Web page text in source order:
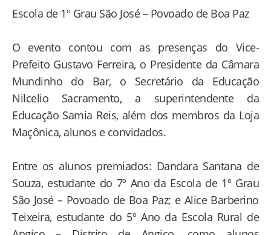
Escola de 1º Grau São José – Povoado de Boa Paz
O evento contou com as presenças do Vice-
Prefeito Gustavo Ferreira, o Presidente da Câmara
Mundinho do Bar, o Secretário da Educação
Nilcelio Sacramento, a superintendente da
Educação Samia Reis, além dos membros da Loja
Maçônica, alunos e convidados.
Entre os alunos premiados: Dandara Santana de
Souza, estudante do 7º Ano da Escola de 1º Grau
São José – Povoado de Boa Paz; e Alice Barberino
Teixeira, estudante do 5º Ano da Escola Rural de